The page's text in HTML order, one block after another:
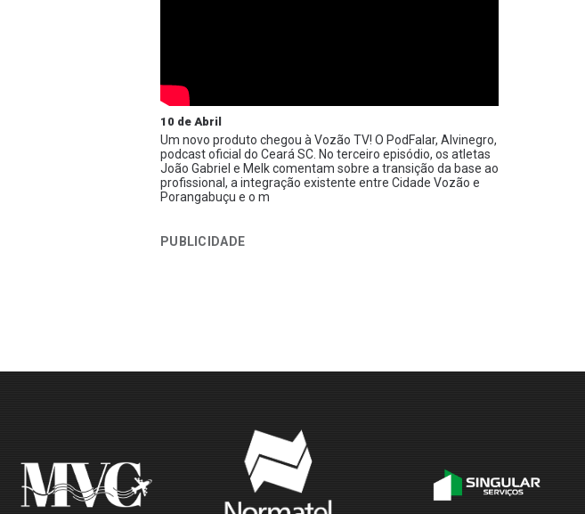
10 de Abril
Um novo produto chegou à Vozão TV! O PodFalar, Alvinegro,
podcast oficial do Ceará SC. No terceiro episódio, os atletas
João Gabriel e Melk comentam sobre a transição da base ao
profissional, a integração existente entre Cidade Vozão e
Porangabuçu e o m
PUBLICIDADE